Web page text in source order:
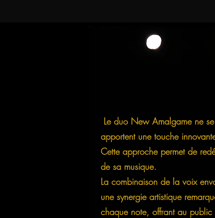
Le duo New Amalgame ne
apportent une touche
Cette approche permet de
de sa musique.
La combinaison de la voix
une synergie artistique
chaque note, offrant au public